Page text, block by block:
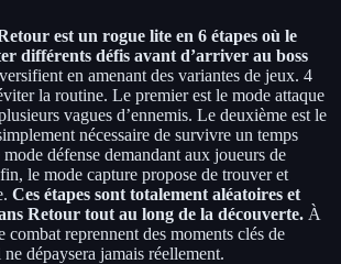
est un rogue lite en 6 étapes où le
différents défis avant d’arriver au boss
en amenant des variantes de jeux. 4
la routine. Le premier est le mode attaque
vagues d’ennemis. Le deuxième est le
nécessaire de survivre un temps
défense demandant aux joueurs de
le mode capture propose de trouver et
Ces étapes sont totalement aléatoires et
Retour tout au long de la découverte. À
combat reprennent des moments clés de
dépaysera jamais réellement.